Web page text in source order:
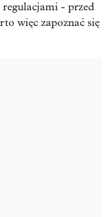
- przed
więc zapoznać się